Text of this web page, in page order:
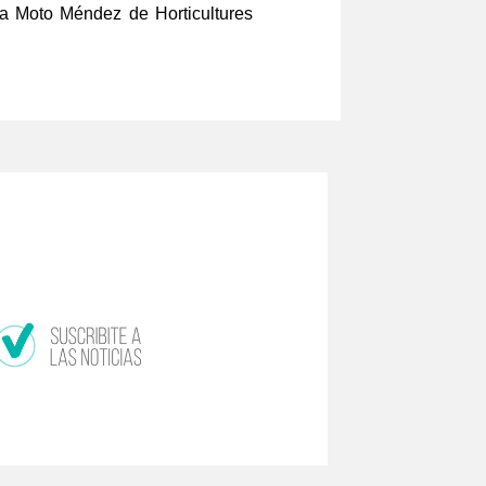
Moto Méndez de Horticultures